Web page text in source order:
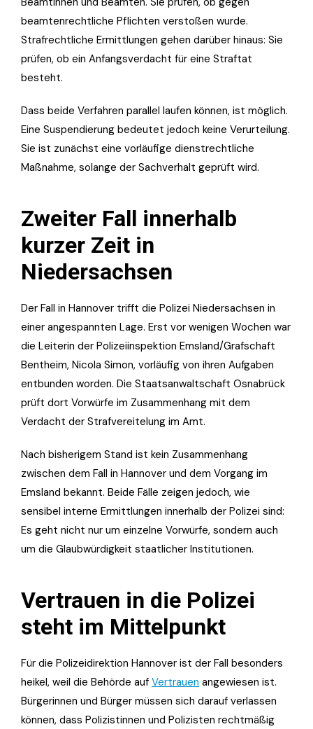
beamtenrechtliche Pflichten verstoßen wurde.
Strafrechtliche Ermittlungen gehen darüber hinaus: Sie
prüfen, ob ein Anfangsverdacht für eine Straftat
besteht.
Dass beide Verfahren parallel laufen können, ist möglich.
Eine Suspendierung bedeutet jedoch keine Verurteilung.
Sie ist zunächst eine vorläufige dienstrechtliche
Maßnahme, solange der Sachverhalt geprüft wird.
Zweiter Fall innerhalb
kurzer Zeit in
Niedersachsen
Der Fall in Hannover trifft die Polizei Niedersachsen in
einer angespannten Lage. Erst vor wenigen Wochen war
die Leiterin der Polizeiinspektion Emsland/Grafschaft
Bentheim, Nicola Simon, vorläufig von ihren Aufgaben
entbunden worden. Die Staatsanwaltschaft Osnabrück
prüft dort Vorwürfe im Zusammenhang mit dem
Verdacht der Strafvereitelung im Amt.
Nach bisherigem Stand ist kein Zusammenhang
zwischen dem Fall in Hannover und dem Vorgang im
Emsland bekannt. Beide Fälle zeigen jedoch, wie
sensibel interne Ermittlungen innerhalb der Polizei sind:
Es geht nicht nur um einzelne Vorwürfe, sondern auch
um die Glaubwürdigkeit staatlicher Institutionen.
Vertrauen in die Polizei
steht im Mittelpunkt
Für die Polizeidirektion Hannover ist der Fall besonders
heikel, weil die Behörde auf Vertrauen angewiesen ist.
Bürgerinnen und Bürger müssen sich darauf verlassen
können, dass Polizistinnen und Polizisten rechtmäßig